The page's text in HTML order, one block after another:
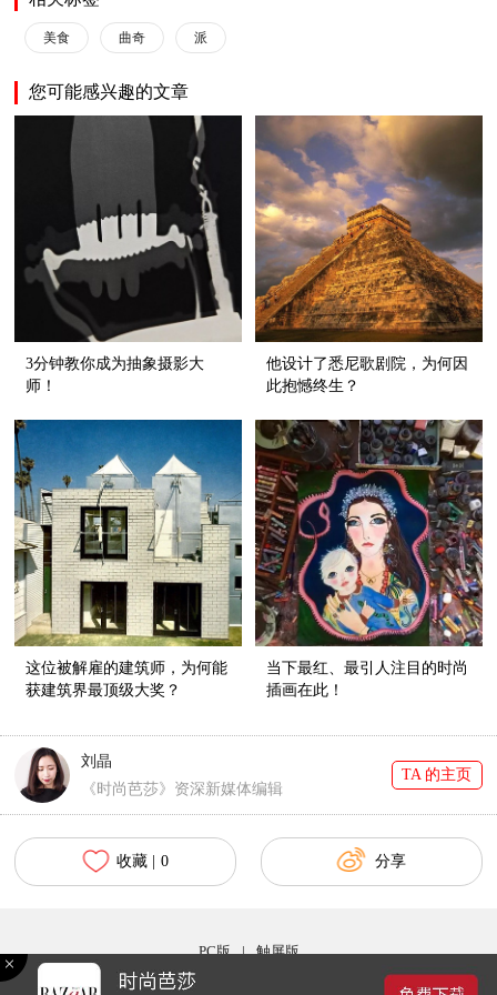
美食 曲奇 派
您可能感兴趣的文章
3分钟教你成为抽象摄影大
师！
他设计了悉尼歌剧院，为何因
此抱憾终生？
这位被解雇的建筑师，为何能
获建筑界最顶级大奖？
当下最红、最引人注目的时尚
插画在此！
刘晶
《时尚芭莎》资深新媒体编辑
TA 的主页
收藏 | 0 分享
PC版 | 触屏版
Copyright © 2017 bazaar.com.cn 北京时尚在线网络服务有限公司 京ICP备030044号